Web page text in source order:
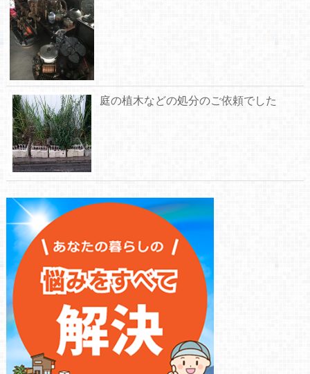
庭の植木などの処分のご依頼でした